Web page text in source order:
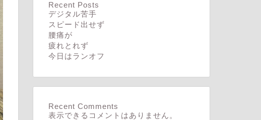
Recent Posts
デジタル苦手
スピード出せず
腰痛が
疲れとれず
今日はランオフ
Recent Comments
表示できるコメントはありません。